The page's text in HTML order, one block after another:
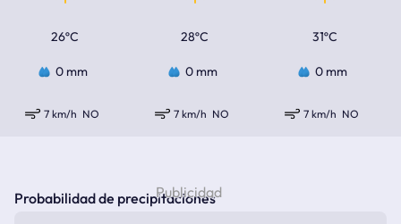
26ºC 28ºC 31ºC
0 mm 0 mm 0 mm
7 km/h NO 7 km/h NO 7 km/h NO
Probabilidad de precipitaciones